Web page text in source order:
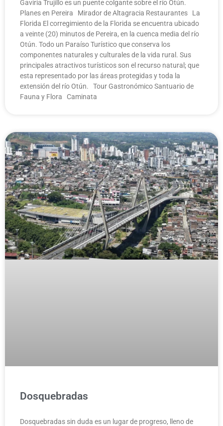
Gaviria Trujillo es un puente colgante sobre el río Otún.
Planes en Pereira Mirador de Altagracia Restaurantes La
Florida El corregimiento de la Florida se encuentra ubicado
a veinte (20) minutos de Pereira, en la cuenca media del río
Otún. Todo un Paraíso Turístico que conserva los
componentes naturales y culturales de la vida rural. Sus
principales atractivos turísticos son el recurso natural; que
esta representado por las áreas protegidas y toda la
extensión del río Otún. Tour Gastronómico Santuario de
Fauna y Flora Caminata
Dosquebradas
Dosquebradas sin duda es un lugar de progreso, lleno de